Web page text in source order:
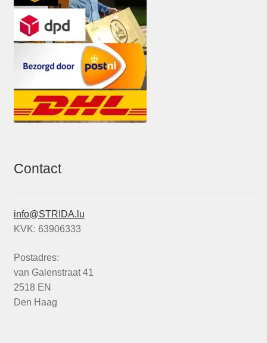
Contact
info@STRIDA.lu
KVK: 63906333
Postadres:
van Galenstraat 41
2518 EN
Den Haag